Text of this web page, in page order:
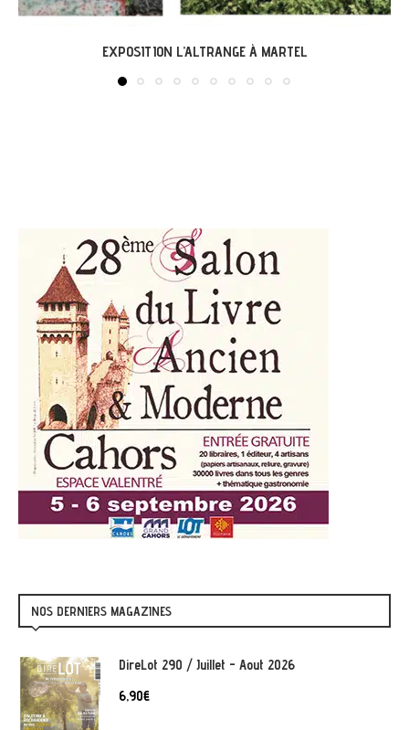
LABASTIDE-DU-VERT : EXPO « ARBONIRISME »
NOS DERNIERS MAGAZINES
DireLot 290 / Juillet - Aout 2026
6,90€